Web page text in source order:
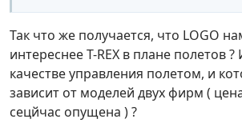
Так что же получается, что LOGO
интереснее T-REX в плане полетов
качестве управления полетом, и
зависит от моделей двух фирм (
сецйчас опущена ) ?